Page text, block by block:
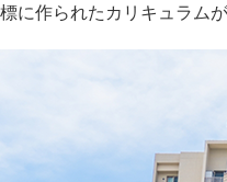
に作られたカリキュラム